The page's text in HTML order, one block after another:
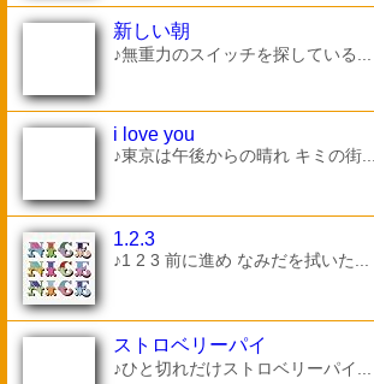
新しい朝
♪無重力のスイッチを探している...
i love you
♪東京は午後からの晴れ キミの街...
1.2.3
♪1 2 3 前に進め なみだを拭いた...
ストロベリーパイ
♪ひと切れだけストロベリーパイ...